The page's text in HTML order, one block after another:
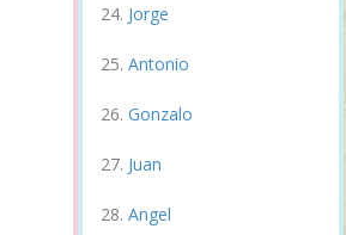
Jorge
Antonio
Gonzalo
Juan
Angel